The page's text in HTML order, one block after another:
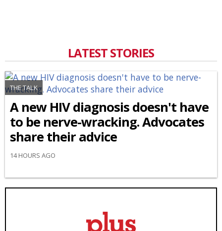
LATEST STORIES
THE TALK
A new HIV diagnosis doesn't have
to be nerve-wracking. Advocates
share their advice
14 HOURS AGO